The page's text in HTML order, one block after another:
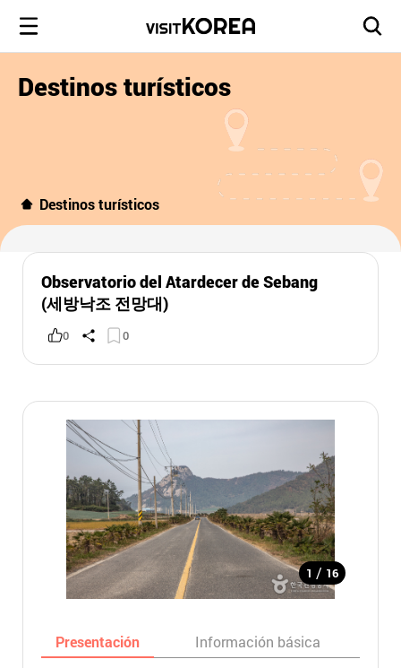
Destinos turísticos
Destinos turísticos
Observatorio del Atardecer de Sebang
(세방낙조 전망대)
0 0
1 / 16
Presentación Información básica